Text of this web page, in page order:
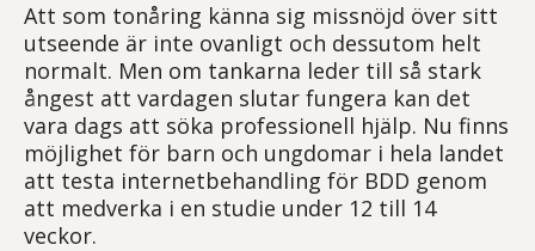
Att som tonåring känna sig missnöjd över sitt
utseende är inte ovanligt och dessutom helt
normalt. Men om tankarna leder till så stark
ångest att vardagen slutar fungera kan det
vara dags att söka professionell hjälp. Nu finns
möjlighet för barn och ungdomar i hela landet
att testa internetbehandling för BDD genom
att medverka i en studie under 12 till 14
veckor.